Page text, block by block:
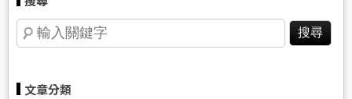
文章分類